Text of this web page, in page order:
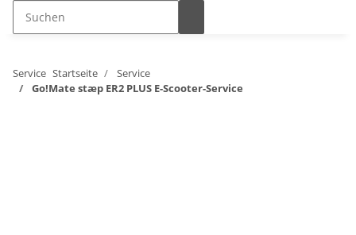
Service Startseite
Service
Go!Mate stæp ER2 PLUS E-Scooter-Service